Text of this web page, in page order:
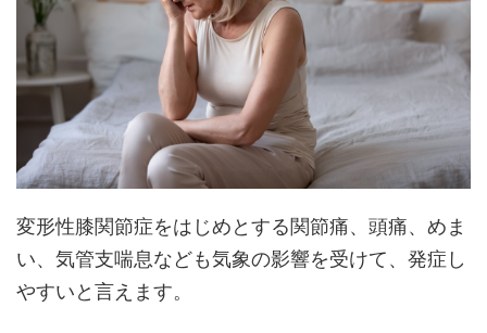
変形性膝関節症をはじめとする関節痛、頭痛、めま
い、気管支喘息なども気象の影響を受けて、発症し
やすいと言えます。